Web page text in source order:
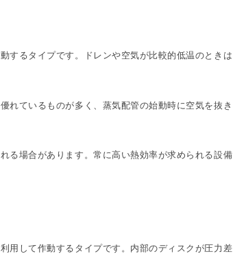
するタイプです。ドレンや空気が比較的低温のときは
れているものが多く、蒸気配管の始動時に空気を抜き
る場合があります。常に高い熱効率が求められる設備
用して作動するタイプです。内部のディスクが圧力差